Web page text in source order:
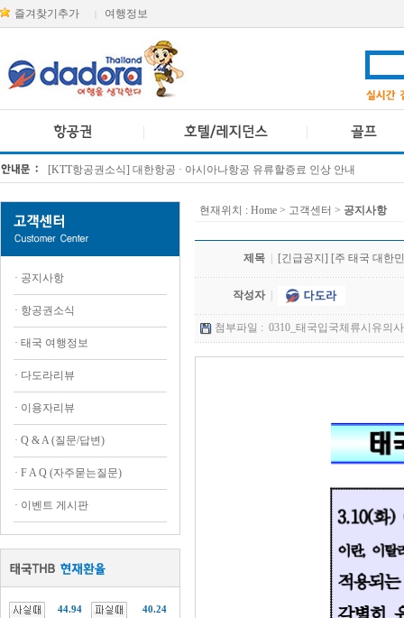
즐겨찾기추가 여행정보
[KTT항공권소식] 대한항공 · 아시아나항공 유류할증료 인상 안내
· 공지사항
· 항공권소식
· 태국 여행정보
· 다도라리뷰
· 이용자리뷰
· Q & A (질문/답변)
· F A Q (자주묻는질문)
· 이벤트 게시판
44.94 40.24
현재위치 : Home > 고객센터 > 공지사항
제목 [긴급공지] [주 태국 대한
작성자
첨부파일 : 0310_태국입국체류시유의